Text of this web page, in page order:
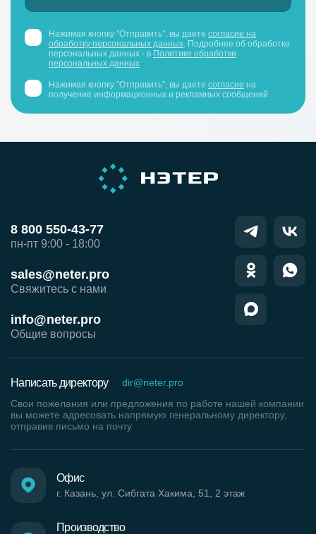
Нажимая кнопку "Отправить", вы даете согласие на
обработку персональных данных . Подробнее об обработке
персональных данных - в Политике обработки
персональных данных
Нажимая кнопку "Отправить", вы даете согласие на
получение информационных и рекламных сообщений
8 800 550-43-77
пн-пт 9:00 - 18:00
sales@neter.pro
Свяжитесь с нами
info@neter.pro
Общие вопросы
Производство
Офис
г. Казань, ул. Сибгата Хакима, 51, 2 этаж
Написать директору
dir@neter.pro
Свои пожелания или предложения по работе нашей компании
вы можете адресовать напрямую генеральному директору,
отправив письмо на почту